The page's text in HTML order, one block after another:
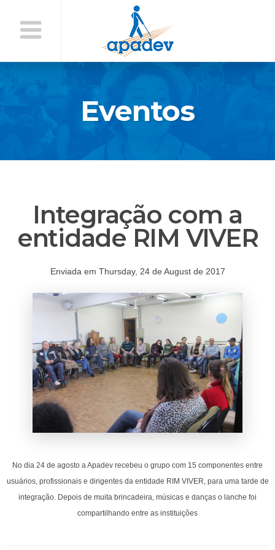
Conteúdo
Eventos
Integração com a
entidade RIM VIVER
Enviada em Thursday, 24 de August de 2017
No dia 24 de agosto a Apadev recebeu o grupo com 15 componentes entre
usuários, profissionais e dirigentes da entidade RIM VIVER, para uma tarde de
integração. Depois de muita brincadeira, músicas e danças o lanche foi
compartilhando entre as instituições